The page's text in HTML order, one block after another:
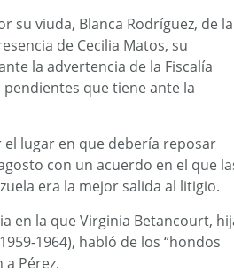
su viuda, Blanca Rodríguez, de la
de Cecilia Matos, su
la advertencia de la Fiscalía
que tiene ante la
lugar en que debería reposar
con un acuerdo en el que
era la mejor salida al litigio.
en la que Virginia Betancourt,
1964), habló de los “hondos
Pérez.